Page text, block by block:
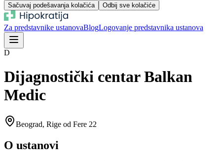
Sačuvaj podešavanja kolačića Odbij sve kolačiće
Za predstavnike ustanovaBlogLogovanje predstavnika ustanova
D
Dijagnostički centar Balkan
Medic
Beograd, Rige od Fere 22
O ustanovi